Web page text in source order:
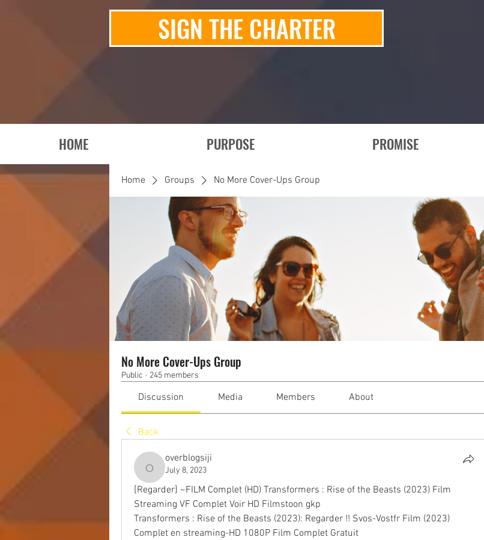
SIGN THE CHARTER
HOME PURPOSE PROMISE
Home Groups No More Cover-Ups Group
No More Cover-Ups Group
Public · 245 members
Discussion Media Members About
Back
overblogsiji
overblogsiji
July 8, 2023
[Regarder] ~FILM Complet (HD) Transformers : Rise of the Beasts (2023) Film
Streaming VF Complet Voir HD Filmstoon gkp
Transformers : Rise of the Beasts (2023): Regarder !! Svos-Vostfr Film (2023)
Complet en streaming-HD 1080P Film Complet Gratuit